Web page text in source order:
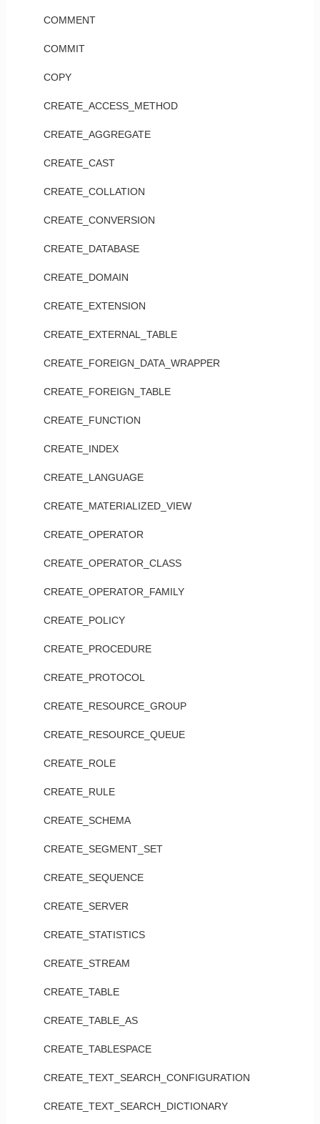
COMMENT
COMMIT
COPY
CREATE_ACCESS_METHOD
CREATE_AGGREGATE
CREATE_CAST
CREATE_COLLATION
CREATE_CONVERSION
CREATE_DATABASE
CREATE_DOMAIN
CREATE_EXTENSION
CREATE_EXTERNAL_TABLE
CREATE_FOREIGN_DATA_WRAPPER
CREATE_FOREIGN_TABLE
CREATE_FUNCTION
CREATE_INDEX
CREATE_LANGUAGE
CREATE_MATERIALIZED_VIEW
CREATE_OPERATOR
CREATE_OPERATOR_CLASS
CREATE_OPERATOR_FAMILY
CREATE_POLICY
CREATE_PROCEDURE
CREATE_PROTOCOL
CREATE_RESOURCE_GROUP
CREATE_RESOURCE_QUEUE
CREATE_ROLE
CREATE_RULE
CREATE_SCHEMA
CREATE_SEGMENT_SET
CREATE_SEQUENCE
CREATE_SERVER
CREATE_STATISTICS
CREATE_STREAM
CREATE_TABLE
CREATE_TABLE_AS
CREATE_TABLESPACE
CREATE_TEXT_SEARCH_CONFIGURATION
CREATE_TEXT_SEARCH_DICTIONARY